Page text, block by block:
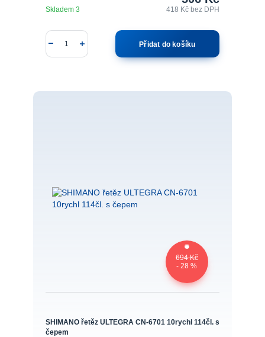
418 Kčbez DPH
Skladem 3
Přidat do košíku
694 Kč
- 28 %
SHIMANO řetěz ULTEGRA CN-6701 10rychl 114čl. s
čepem